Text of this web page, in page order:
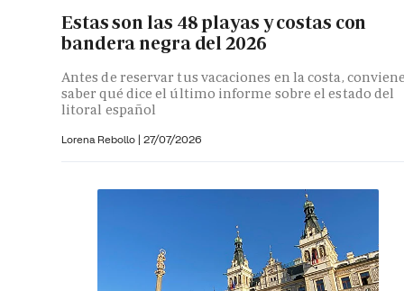
Estas son las 48 playas y costas con
bandera negra del 2026
Antes de reservar tus vacaciones en la costa,
saber qué dice el último informe sobre el estado del
litoral español
Lorena Rebollo | 27/07/2026